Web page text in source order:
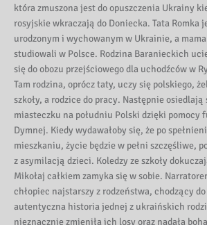
która zmuszona jest do opuszczenia Ukrainy
rosyjskie wkraczają do Doniecka. Tata Romka
urodzonym i wychowanym w Ukrainie, a
studiowali w Polsce. Rodzina Baranieckich
się do obozu przejściowego dla uchodźców w
Tam rodzina, oprócz taty, uczy się polskiego,
szkoły, a rodzice do pracy. Następnie osiedlają
miasteczku na południu Polski dzięki pomocy
Dymnej. Kiedy wydawałoby się, że po
mieszkaniu, życie będzie w pełni szczęśliwe,
z asymilacją dzieci. Koledzy ze szkoły
Mikołaj całkiem zamyka się w sobie.
chłopiec najstarszy z rodzeństwa, chodzący
autentyczna historia jednej z ukraińskich
nieznacznie zmieniła ich losy oraz nadała